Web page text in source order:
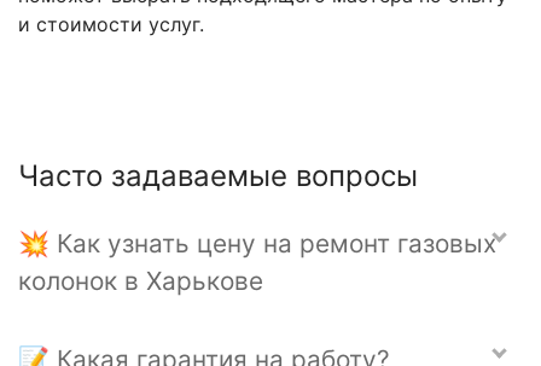
и стоимости услуг.
Часто задаваемые вопросы
💥 Как узнать цену на ремонт газовых
колонок в Харькове
📝 Какая гарантия на работу?